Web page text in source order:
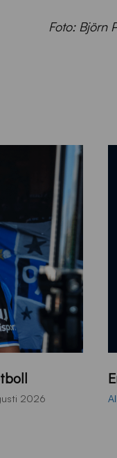
Foto: Björn
2026
0
0